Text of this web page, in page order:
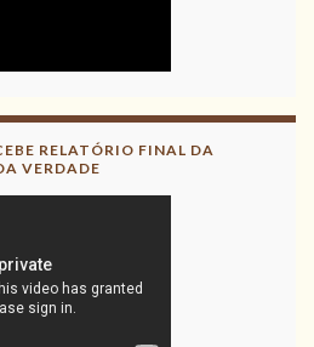
RELATÓRIO FINAL DA
VERDADE